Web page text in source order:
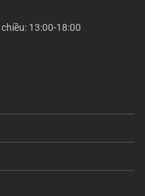
13:00-18:00